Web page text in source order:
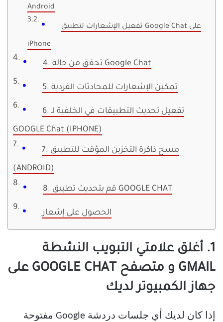
Android
تفعيل الإشعارات لتطبيق Google Chat على
iPhone
4. تحقق من حالة Google Chat
5. تمكين الإشعارات للمحادثات الفردية
6. تفعيل تحديث التطبيقات في الخلفية لـ
GOOGLE Chat (IPHONE)
7. مسح ذاكرة التخزين المؤقت للتطبيق
(ANDROID)
8. قم بتحديث تطبيق GOOGLE CHAT
الحصول على إشعار
1. أغلق علامتي التبويب النشطة
GMAIL و متصفح GOOGLE CHAT على
جهاز الكمبيوتر لديك
إذا كان لديك أي جلسات دردشة Google مفتوحة